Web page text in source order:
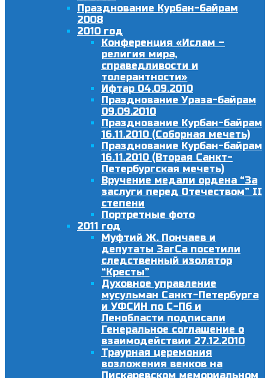
Празднование Курбан-байрам
2008
2010 год
Конференция «Ислам –
религия мира,
справедливости и
толерантности»
Ифтар 04.09.2010
Празднование Ураза-байрам
09.09.2010
Празднование Курбан-байрам
16.11.2010 (Соборная мечеть)
Празднование Курбан-байрам
16.11.2010 (Вторая Санкт-
Петербургская мечеть)
Вручение медали ордена “За
заслуги перед Отечеством” II
степени
Портретные фото
2011 год
Муфтий Ж. Пончаев и
депутаты ЗагСа посетили
следственный изолятор
“Кресты”
Духовное управление
мусульман Санкт-Петербурга
и УФСИН по С-Пб и
Ленобласти подписали
Генеральное соглашение о
взаимодействии 27.12.2010
Траурная церемония
возложения венков на
Пискаревском мемориальном